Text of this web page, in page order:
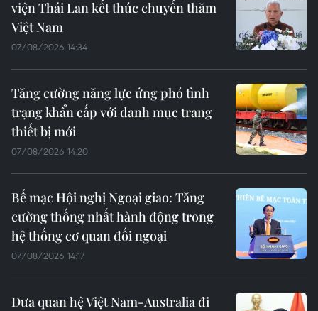
viện Thái Lan kết thúc chuyến thăm
Việt Nam
07/08/2026 14:34
Tăng cường năng lực ứng phó tình
trạng khẩn cấp với danh mục trang
thiết bị mới
07/08/2026 14:20
Bế mạc Hội nghị Ngoại giao: Tăng
cường thống nhất hành động trong
hệ thống cơ quan đối ngoại
07/08/2026 14:17
Đưa quan hệ Việt Nam-Australia đi